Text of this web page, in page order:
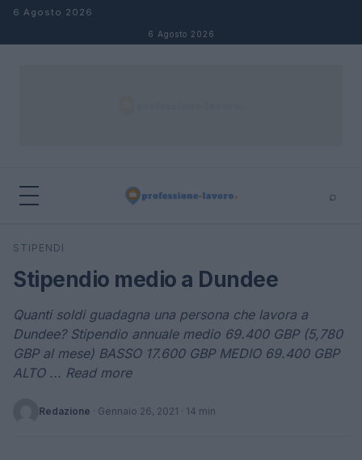
Salta al contenuto
6 Agosto 2026
6 Agosto 2026
⌕
Cerca
STIPENDI
Stipendio medio a Dundee
Quanti soldi guadagna una persona che lavora a
Dundee? Stipendio annuale medio 69.400 GBP (5,780
GBP al mese) BASSO 17.600 GBP MEDIO 69.400 GBP
ALTO ... Read more
Redazione · Gennaio 26, 2021 · 14 min